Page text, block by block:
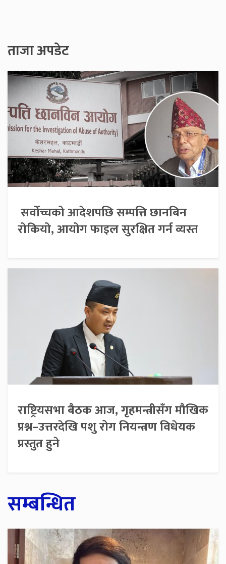
ताजा अपडेट
सर्वोच्चको आदेशपछि सम्पत्ति छानबिन
रोकियो, आयोग फाइल सुरक्षित गर्न व्यस्त
राष्ट्रियसभा बैठक आज, गृहमन्त्रीसँग मौखिक
प्रश्न–उत्तरदेखि पशु रोग नियन्त्रण विधेयक
प्रस्तुत हुने
सम्बन्धित